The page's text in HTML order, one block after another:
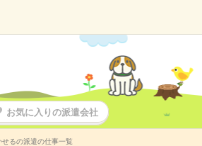
お気に入りの派遣会社
るの派遣の仕事一覧